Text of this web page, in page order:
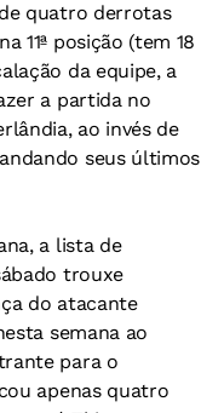
quatro derrotas
11ª posição (tem 18
da equipe, a
a partida no
ao invés de
seus últimos
a lista de
trouxe
do atacante
semana ao
para o
apenas quatro